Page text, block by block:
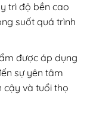
trì độ bền cao
suốt quá trình
được áp dụng
sự yên tâm
cậy và tuổi thọ